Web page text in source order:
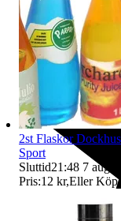
2st Flaskor
Sport
Sluttid21:48 7 aug
Pris:12 kr,Eller Köp